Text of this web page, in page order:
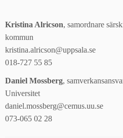
Kristina Alricson, samordnare
kommun
018-727 55 85
Daniel Mossberg,
Universitet
daniel.mossberg@cemus.uu.se
073-065 02 28